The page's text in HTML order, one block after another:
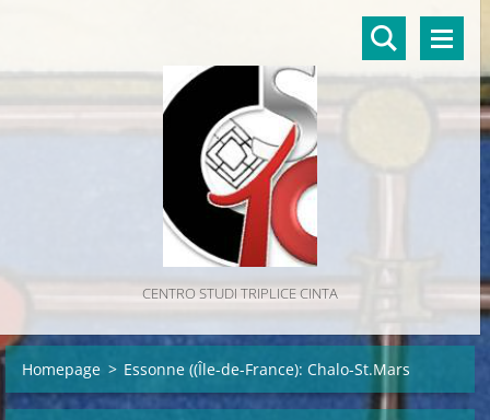
CENTRO STUDI TRIPLICE CINTA
Homepage > Essonne ((Île-de-France): Chalo-St.Mars